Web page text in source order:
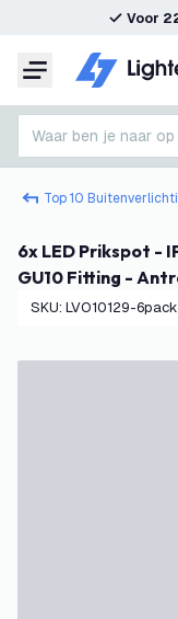
Voor
Menu
Waar ben je naar op
Top 10
6x LED Prikspot - IP44 - Aluminium - 1 Meter Kabel -
GU10 Fitting -
SKU: LVO10129-6pack